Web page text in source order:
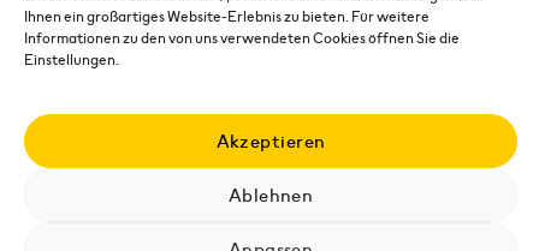
Ihnen ein großartiges Website-Erlebnis zu bieten. Für weitere
Informationen zu den von uns verwendeten Cookies öffnen Sie die
Einstellungen.
Akzeptieren
Ablehnen
Unser Team Lichtpaket.de
Datenschutzerklärung|Wiederrufsrecht